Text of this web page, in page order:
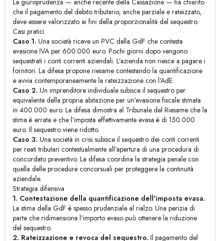
La giurisprudenza — anche recente della Cassazione — ha chiarito
che il pagamento del debito tributario, anche parziale e rateizzato,
deve essere valorizzato ai fini della proporzionalità del sequestro.
Casi pratici
Caso 1. Una società riceve un PVC della GdF che contesta
evasione IVA per 600.000 euro. Pochi giorni dopo vengono
sequestrati i conti correnti aziendali. L'azienda non riesce a pagare i
fornitori. La difesa propone riesame contestando la quantificazione
e avvia contemporaneamente la rateizzazione con l'AdE.
Caso 2. Un imprenditore individuale subisce il sequestro per
equivalente della propria abitazione per un'evasione fiscale stimata
in 400.000 euro. La difesa dimostra al Tribunale del Riesame che la
stima è errata e che l'imposta effettivamente evasa è di 150.000
euro. Il sequestro viene ridotto.
Caso 3. Una società in crisi subisce il sequestro dei conti correnti
per reati tributari contestualmente all'apertura di una procedura di
concordato preventivo. La difesa coordina la strategia penale con
quella delle procedure concorsuali per proteggere la continuità
aziendale.
Strategia difensiva
1. Contestazione della quantificazione dell'imposta evasa.
La stima della GdF è spesso prudenziale al rialzo. Una perizia di
parte che ridimensiona l'importo evaso può ottenere la riduzione
del sequestro.
2. Rateizzazione e revoca del sequestro. Il pagamento del